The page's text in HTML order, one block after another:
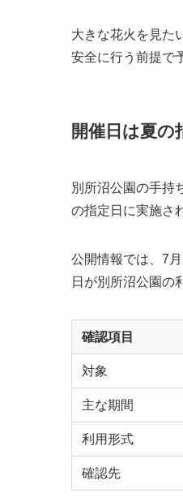
大きな花火を見た
安全に行う前提で
開催日は夏の
別所沼公園の手持
の指定日に実施さ
公開情報では、7
日が別所沼公園の
確認項目
対象
主な期間
利用形式
確認先